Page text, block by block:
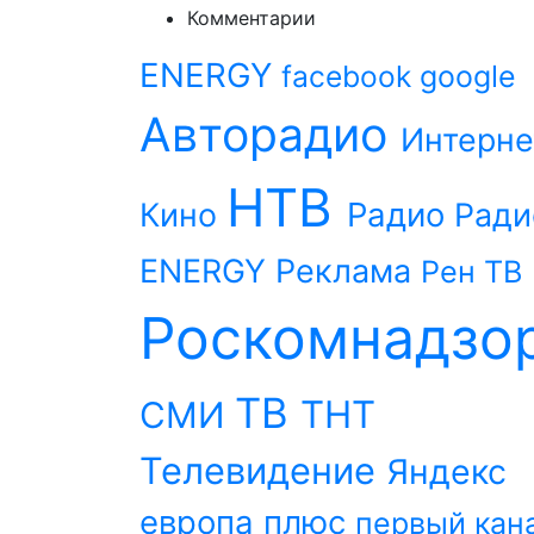
Комментарии
ENERGY facebook google
Авторадио
Кино НТВ Радио
ENERGY Реклама Рен ТВ
СМИ ТВ ТНТ
Телевидение Яндекс
европа плюс первый